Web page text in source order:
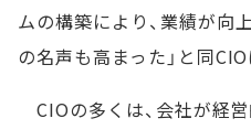
ムの構築により、業績が向
の名声も高まった」と同CIO
CIOの多くは、会社が経